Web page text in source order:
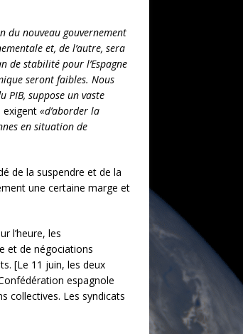
du nouveau gouvernement
et, de l’autre, sera
de stabilité pour l’Espagne
seront faibles. Nous
PIB, suppose un vaste
exigent «d’aborder la
en situation de
de la suspendre et de la
une certaine marge et
l’heure, les
et de négociations
[Le 11 juin, les deux
espagnole
collectives. Les syndicats